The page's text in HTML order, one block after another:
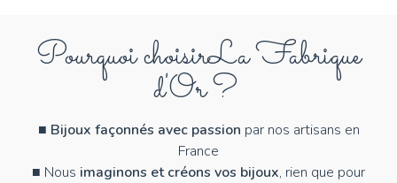
Pourquoi choisirLa Fabrique
d'Or ?
■ Bijoux façonnés avec passion par nos artisans en
France
■ Nous imaginons et créons vos bijoux, rien que pour